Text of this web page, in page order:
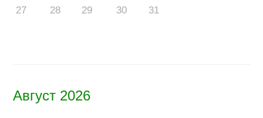
27
28 29 30 31
Август 2026